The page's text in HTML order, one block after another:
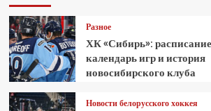
Разное
ХК «Сибирь»:
календарь игр и история
новосибирского клуба
Новости белорусского хоккея